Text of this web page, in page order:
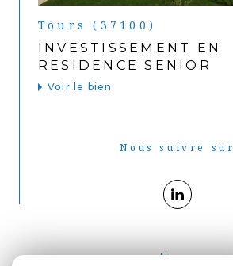
Tours (37100)
INVESTISSEMENT EN
RESIDENCE SENIOR
Voir le bien
Nous suivre sur
Nous